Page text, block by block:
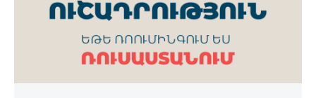
Фиксированная телефония: 180 минут на звонки
внутри фиксированной сети Team Телевизионная